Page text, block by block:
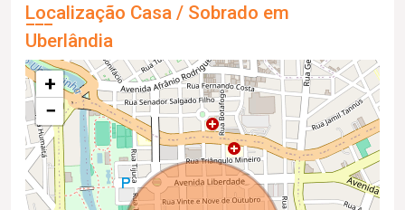
Localização Casa / Sobrado em
Uberlândia
+
−